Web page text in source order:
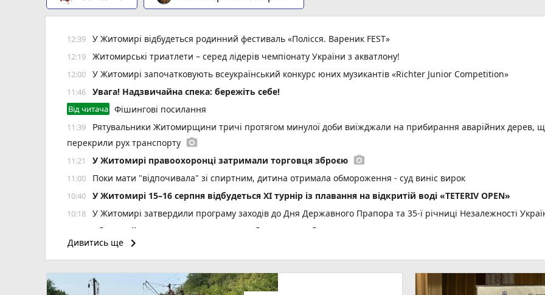
12:39 У Житомирі відбудеться родинний фестиваль «Полісся. Вареник FEST»
12:19 Житомирські триатлети – серед лідерів чемпіонату України з акватлону!
12:00 У Житомирі започатковують всеукраїнський конкурс юних музикантів «Richter Junior Competition»
11:46 Увага! Надзвичайна спека: бережіть себе!
Від читача Фішингові посилання
11:39
Рятувальники Житомирщини тричі протягом минулої доби виїжджали на прибирання аварійних дерев,
перекрили рух транспорту photo_camera
11:21 У Житомирі правоохоронці затримали торговця зброєю photo_camera
11:00 Поки мати "відпочивала" зі спиртним, дитина отримала обмороження - суд виніс вирок
10:40 У Житомирі 15–16 серпня відбудеться XI турнір із плавання на відкритій воді «TETERIV OPEN»
10:18 У Житомирі затвердили програму заходів до Дня Державного Прапора та 35-ї річниці Незалежності
Яблучний Спас 2026 — що суворо заборонено робити цього дня
09:21 Оперативна інформація станом на 08:00 06.08.2026 щодо російського вторгнення
Ветерани й ветеранки вже сформували понад 1 млн е-Посвідчень у Дії
Дивитись ще keyboard_arrow_right